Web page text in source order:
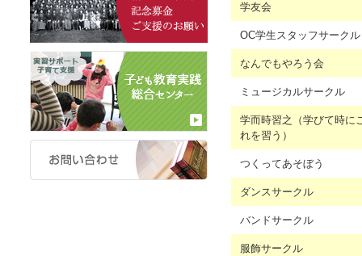
学友会
OC学生スタッフサークル
なんでもやろう会
ミュージカルサークル
学而時習之（学びて時に
れを習う）
つくってあそぼう
ダンスサークル
バンドサークル
服飾サークル